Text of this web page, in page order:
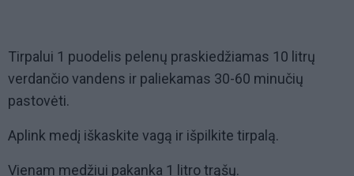
Tirpalui 1 puodelis pelenų praskiedžiamas 10 litrų
verdančio vandens ir paliekamas 30-60 minučių
pastovėti.
Aplink medį iškaskite vagą ir išpilkite tirpalą.
Vienam medžiui pakanka 1 litro trąšų.